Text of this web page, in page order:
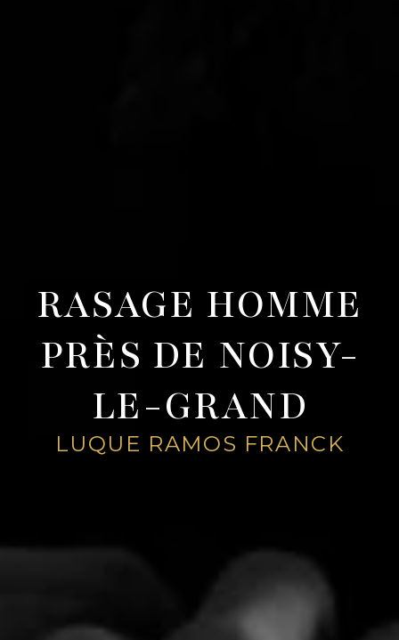
RASAGE HOMME
PRÈS DE NOISY-
LE-GRAND
LUQUE RAMOS FRANCK